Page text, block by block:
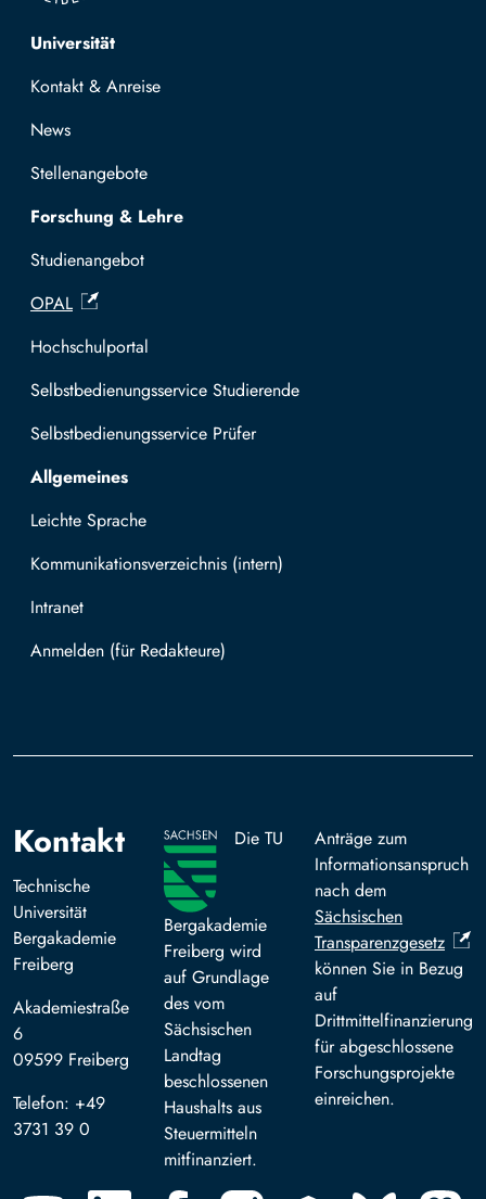
Top navigation
Universität
Kontakt & Anreise
News
Stellenangebote
Forschung & Lehre
Studienangebot
OPAL
Hochschulportal
Selbstbedienungsservice Studierende
Selbstbedienungsservice Prüfer
Allgemeines
Leichte Sprache
Kommunikationsverzeichnis (intern)
Intranet
Mit TUBAF Login anmelden
Kontakt
Technische
Universität
Bergakademie
Freiberg
Akademiestraße
6
09599 Freiberg
Telefon: +49
3731 39 0
Die TU
Bergakademie
Freiberg wird
auf Grundlage
des vom
Sächsischen
Landtag
beschlossenen
Haushalts aus
Steuermitteln
mitfinanziert.
Anträge zum
Informationsanspruch
nach dem
Sächsischen
Transparenzgesetz
können Sie in Bezug
auf
Drittmittelfinanzierung
für abgeschlossene
Forschungsprojekte
einreichen.